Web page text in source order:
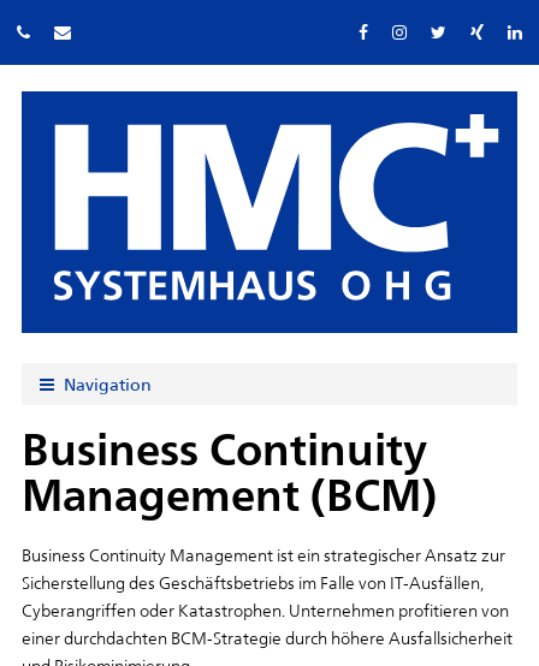
Navigation
Business Continuity
Management (BCM)
Business Continuity Management ist ein strategischer Ansatz zur
Sicherstellung des Geschäftsbetriebs im Falle von IT-Ausfällen,
Cyberangriffen oder Katastrophen. Unternehmen profitieren von
einer durchdachten BCM-Strategie durch höhere Ausfallsicherheit